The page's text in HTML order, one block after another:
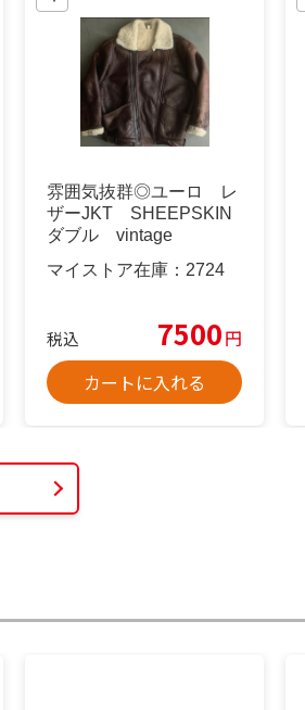
雰囲気抜群◎ユーロ レ
ザーJKT SHEEPSKIN
ダブル vintage
マイストア在庫： 2724
税込 7500円
カートに入れる